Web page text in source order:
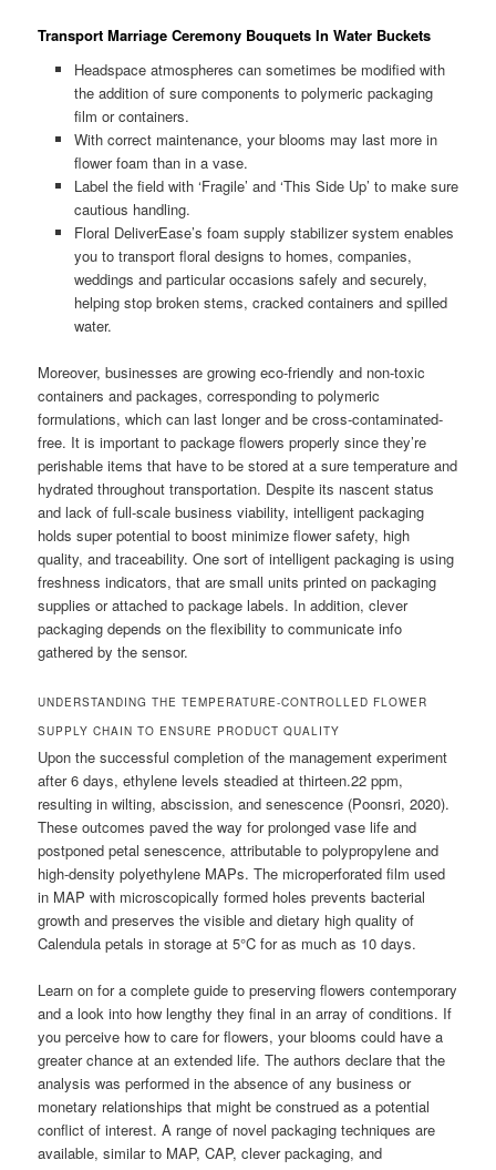
Transport Marriage Ceremony Bouquets In Water Buckets
Headspace atmospheres can sometimes be modified with
the addition of sure components to polymeric packaging
film or containers.
With correct maintenance, your blooms may last more in
flower foam than in a vase.
Label the field with ‘Fragile’ and ‘This Side Up’ to make sure
cautious handling.
Floral DeliverEase’s foam supply stabilizer system enables
you to transport floral designs to homes, companies,
weddings and particular occasions safely and securely,
helping stop broken stems, cracked containers and spilled
water.
Moreover, businesses are growing eco-friendly and non-toxic
containers and packages, corresponding to polymeric
formulations, which can last longer and be cross-contaminated-
free. It is important to package flowers properly since they’re
perishable items that have to be stored at a sure temperature and
hydrated throughout transportation. Despite its nascent status
and lack of full-scale business viability, intelligent packaging
holds super potential to boost minimize flower safety, high
quality, and traceability. One sort of intelligent packaging is using
freshness indicators, that are small units printed on packaging
supplies or attached to package labels. In addition, clever
packaging depends on the flexibility to communicate info
gathered by the sensor.
UNDERSTANDING THE TEMPERATURE-CONTROLLED FLOWER
SUPPLY CHAIN TO ENSURE PRODUCT QUALITY
Upon the successful completion of the management experiment
after 6 days, ethylene levels steadied at thirteen.22 ppm,
resulting in wilting, abscission, and senescence (Poonsri, 2020).
These outcomes paved the way for prolonged vase life and
postponed petal senescence, attributable to polypropylene and
high-density polyethylene MAPs. The microperforated film used
in MAP with microscopically formed holes prevents bacterial
growth and preserves the visible and dietary high quality of
Calendula petals in storage at 5°C for as much as 10 days.
Learn on for a complete guide to preserving flowers contemporary
and a look into how lengthy they final in an array of conditions. If
you perceive how to care for flowers, your blooms could have a
greater chance at an extended life. The authors declare that the
analysis was performed in the absence of any business or
monetary relationships that might be construed as a potential
conflict of interest. A range of novel packaging techniques are
available, similar to MAP, CAP, clever packaging, and